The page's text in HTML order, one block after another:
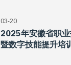
03-20
2025年安徽省职
暨数字技能提升培